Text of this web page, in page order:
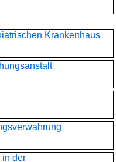
Krankenhaus
in der